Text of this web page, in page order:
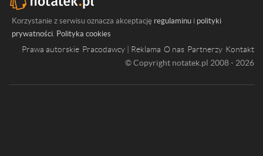
Korzystanie z serwisu oznacza akceptację regulaminu i polityki
prywatności. Polityka cookies
Prawa autorskie Pracodawcy | Reklama O nas Partnerzy Kontakt
© Copyright notatek.pl 2008 - 2026